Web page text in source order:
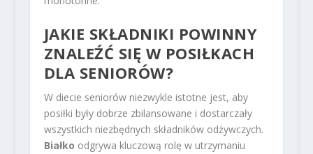
JAKIE SKŁADNIKI POWINNY
ZNALEŹĆ SIĘ W POSIŁKACH
DLA SENIORÓW?
W diecie seniorów niezwykle istotne jest, aby
posiłki były dobrze zbilansowane i dostarczały
wszystkich niezbędnych składników odżywczych.
Białko odgrywa kluczową rolę w utrzymaniu